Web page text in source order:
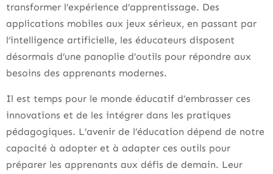
transformer l’expérience d’apprentissage. Des
applications mobiles aux jeux sérieux, en passant par
l’intelligence artificielle, les éducateurs disposent
désormais d’une panoplie d’outils pour répondre aux
besoins des apprenants modernes.
Il est temps pour le monde éducatif d’embrasser ces
innovations et de les intégrer dans les pratiques
pédagogiques. L’avenir de l’éducation dépend de notre
capacité à adopter et à adapter ces outils pour
préparer les apprenants aux défis de demain. Leur